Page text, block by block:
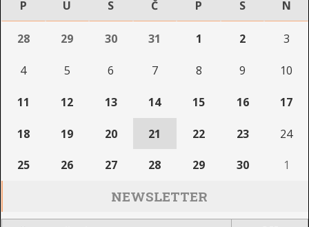
P U S Č P S N
28 29 30 31 1 2 3
4 5 6 7 8 9 10
11 12 13 14 15 16 17
18 19 20 21 22 23 24
25 26 27 28 29 30 1
NEWSLETTER